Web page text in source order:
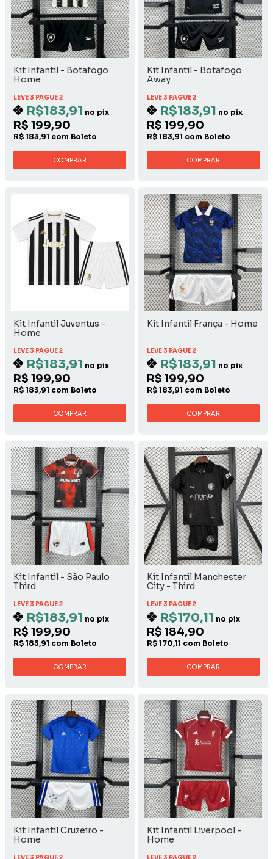
Kit Infantil - Botafogo
Home
LEVE 3 PAGUE 2
R$183,91 no pix
R$ 199,90
R$ 183,91 com Boleto
COMPRAR
Kit Infantil - Botafogo
Away
LEVE 3 PAGUE 2
R$183,91 no pix
R$ 199,90
R$ 183,91 com Boleto
COMPRAR
Kit Infantil Juventus -
Home
LEVE 3 PAGUE 2
R$183,91 no pix
R$ 199,90
R$ 183,91 com Boleto
COMPRAR
Kit Infantil França - Home
LEVE 3 PAGUE 2
R$183,91 no pix
R$ 199,90
R$ 183,91 com Boleto
COMPRAR
Kit Infantil - São Paulo
Third
LEVE 3 PAGUE 2
R$183,91 no pix
R$ 199,90
R$ 183,91 com Boleto
COMPRAR
Kit Infantil Manchester
City - Third
LEVE 3 PAGUE 2
R$170,11 no pix
R$ 184,90
R$ 170,11 com Boleto
COMPRAR
Kit Infantil Cruzeiro -
Home
Kit Infantil Liverpool -
Home